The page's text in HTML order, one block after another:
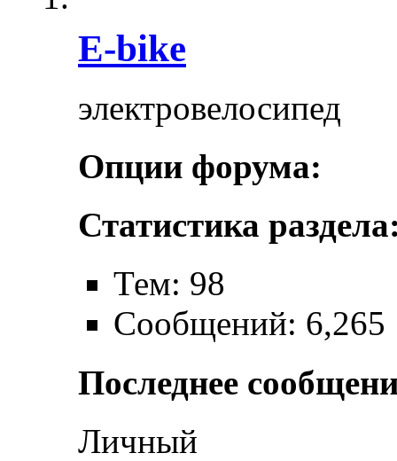
E-bike
электровелосипед
Опции форума:
Статистика
Тем: 98
Сообщений: 6,265
Последнее
Личный